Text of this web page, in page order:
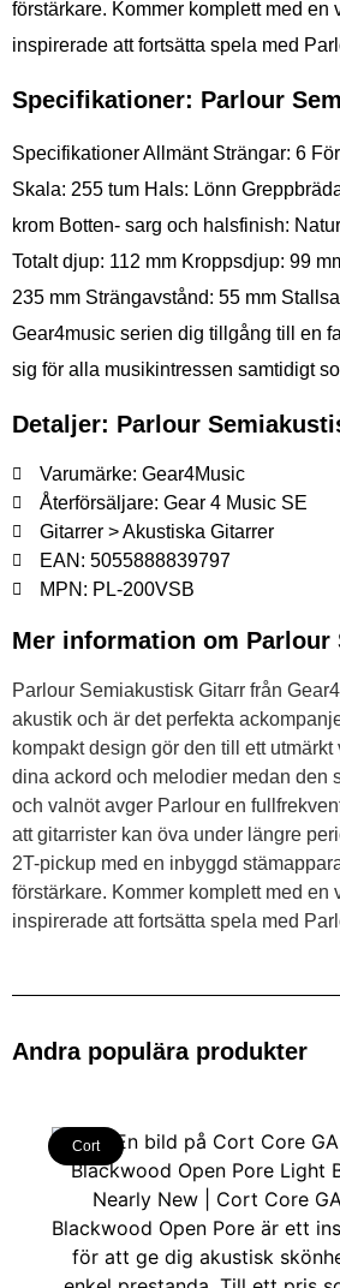
förstärkare. Kommer komplett med
inspirerade att fortsätta spela med
Specifikationer: Parlour
Specifikationer Allmänt Strängar: 6
Skala: 255 tum Hals: Lönn
krom Botten- sarg och halsfinish:
Totalt djup: 112 mm Kroppsdjup: 99
235 mm Strängavstånd: 55 mm
Gear4music serien dig tillgång till en
sig för alla musikintressen samtidigt
Detaljer: Parlour
Varumärke: Gear4Music
Återförsäljare: Gear 4 Music SE
Gitarrer > Akustiska Gitarrer
EAN: 5055888839797
MPN: PL-200VSB
Mer information om
Parlour Semiakustisk Gitarr från
akustik och är det perfekta
kompakt design gör den till ett
dina ackord och melodier medan den
och valnöt avger Parlour en
att gitarrister kan öva under längre
2T-pickup med en inbyggd
förstärkare. Kommer komplett med
inspirerade att fortsätta spela med
Andra populära produkter
Cort